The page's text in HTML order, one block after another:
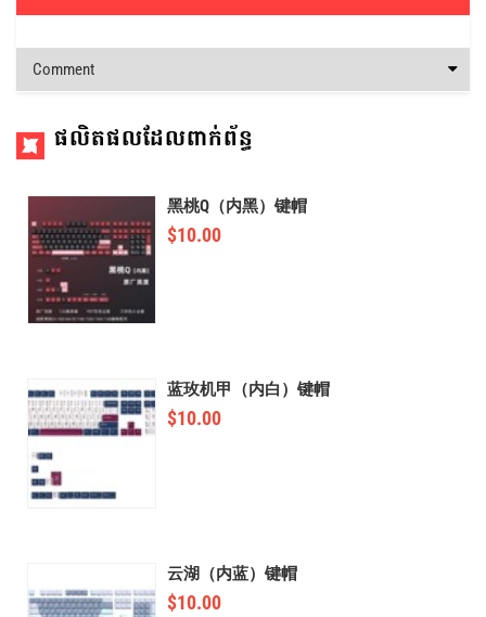
Comment
ផលិតផលដែលពាក់ព័ន្ធ
黑桃Q（内黑）键帽
$10.00
蓝玫机甲（内白）键帽
$10.00
云湖（内蓝）键帽
$10.00